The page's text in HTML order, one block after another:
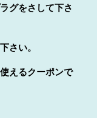
グをさして下さ
さい。
えるクーポンで